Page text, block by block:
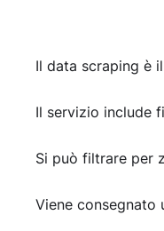
Il data scraping è
Il servizio include
Si può filtrare per
Viene